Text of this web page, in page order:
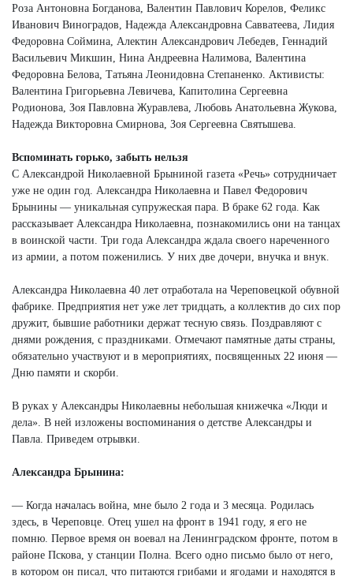
Роза Антоновна Богданова, Валентин Павлович Корелов, Феликс
Иванович Виноградов, Надежда Александровна Савватеева, Лидия
Федоровна Соймина, Алектин Александрович Лебедев, Геннадий
Васильевич Микшин, Нина Андреевна Налимова, Валентина
Федоровна Белова, Татьяна Леонидовна Степаненко. Активисты:
Валентина Григорьевна Левичева, Капитолина Сергеевна
Родионова, Зоя Павловна Журавлева, Любовь Анатольевна Жукова,
Надежда Викторовна Смирнова, Зоя Сергеевна Святышева.
Вспоминать горько, забыть нельзя
С Александрой Николаевной Брыниной газета «Речь» сотрудничает
уже не один год. Александра Николаевна и Павел Федорович
Брынины — уникальная супружеская пара. В браке 62 года. Как
рассказывает Александра Николаевна, познакомились они на танцах
в воинской части. Три года Александра ждала своего нареченного
из армии, а потом поженились. У них две дочери, внучка и внук.
Александра Николаевна 40 лет отработала на Череповецкой обувной
фабрике. Предприятия нет уже лет тридцать, а коллектив до сих пор
дружит, бывшие работники держат тесную связь. Поздравляют с
днями рождения, с праздниками. Отмечают памятные даты страны,
обязательно участвуют и в мероприятиях, посвященных 22 июня —
Дню памяти и скорби.
В руках у Александры Николаевны небольшая книжечка «Люди и
дела». В ней изложены воспоминания о детстве Александры и
Павла. Приведем отрывки.
Александра Брынина:
— Когда началась война, мне было 2 года и 3 месяца. Родилась
здесь, в Череповце. Отец ушел на фронт в 1941 году, я его не
помню. Первое время он воевал на Ленинградском фронте, потом в
районе Пскова, у станции Полна. Всего одно письмо было от него,
в котором он писал, что питаются грибами и ягодами и находятся в